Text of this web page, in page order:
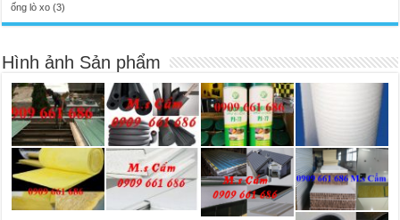
ống lò xo (3)
Hình ảnh Sản phẩm